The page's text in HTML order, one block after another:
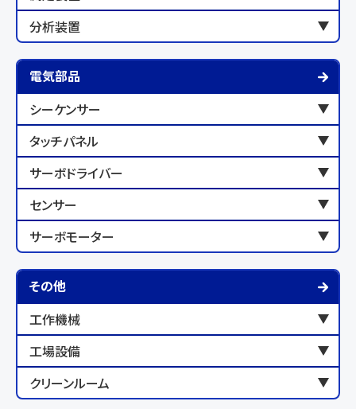
分析装置
電気部品
シーケンサー
タッチパネル
サーボドライバー
センサー
サーボモーター
その他
工作機械
工場設備
クリーンルーム